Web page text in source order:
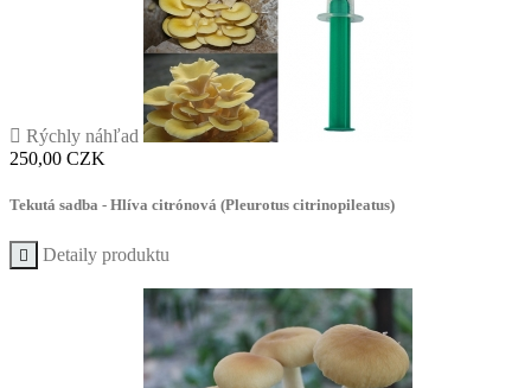
 Rýchly náhľad
Cena
250,00 CZK
Tekutá sadba - Hlíva citrónová (Pleurotus citrinopileatus)
 Detaily produktu